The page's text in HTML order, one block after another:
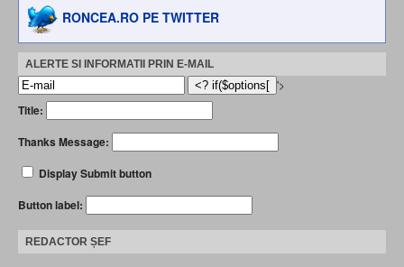
RONCEA.RO PE TWITTER
ALERTE SI INFORMATII PRIN E-MAIL
'>
Title:
Thanks Message:
Display Submit button
Button label:
REDACTOR ȘEF